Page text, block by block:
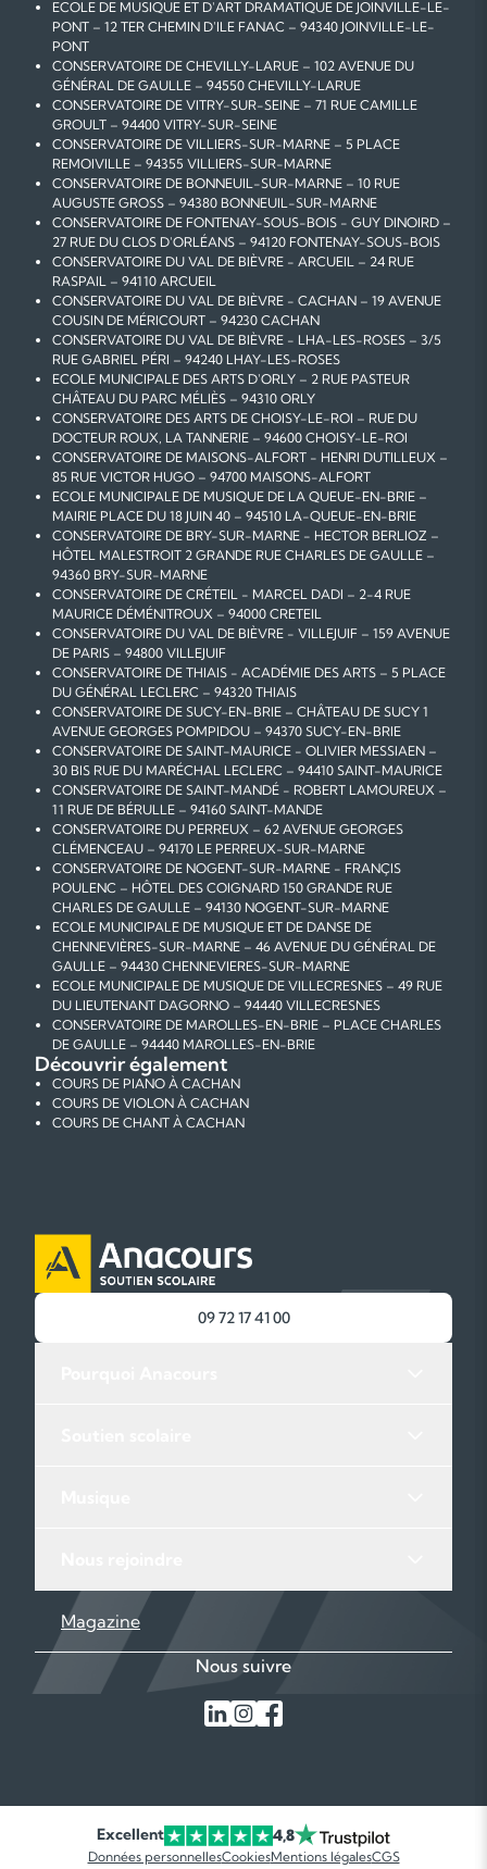
ECOLE DE MUSIQUE ET D'ART DRAMATIQUE DE JOINVILLE-LE-
PONT – 12 TER CHEMIN D'ILE FANAC – 94340 JOINVILLE-LE-
PONT
CONSERVATOIRE DE CHEVILLY-LARUE – 102 AVENUE DU
GÉNÉRAL DE GAULLE – 94550 CHEVILLY-LARUE
CONSERVATOIRE DE VITRY-SUR-SEINE – 71 RUE CAMILLE
GROULT – 94400 VITRY-SUR-SEINE
CONSERVATOIRE DE VILLIERS-SUR-MARNE – 5 PLACE
REMOIVILLE – 94355 VILLIERS-SUR-MARNE
CONSERVATOIRE DE BONNEUIL-SUR-MARNE – 10 RUE
AUGUSTE GROSS – 94380 BONNEUIL-SUR-MARNE
CONSERVATOIRE DE FONTENAY-SOUS-BOIS - GUY DINOIRD –
27 RUE DU CLOS D'ORLÉANS – 94120 FONTENAY-SOUS-BOIS
CONSERVATOIRE DU VAL DE BIÈVRE - ARCUEIL – 24 RUE
RASPAIL – 94110 ARCUEIL
CONSERVATOIRE DU VAL DE BIÈVRE - CACHAN – 19 AVENUE
COUSIN DE MÉRICOURT – 94230 CACHAN
CONSERVATOIRE DU VAL DE BIÈVRE - LHA-LES-ROSES – 3/5
RUE GABRIEL PÉRI – 94240 LHAY-LES-ROSES
ECOLE MUNICIPALE DES ARTS D'ORLY – 2 RUE PASTEUR
CHÂTEAU DU PARC MÉLIÈS – 94310 ORLY
CONSERVATOIRE DES ARTS DE CHOISY-LE-ROI – RUE DU
DOCTEUR ROUX, LA TANNERIE – 94600 CHOISY-LE-ROI
CONSERVATOIRE DE MAISONS-ALFORT - HENRI DUTILLEUX –
85 RUE VICTOR HUGO – 94700 MAISONS-ALFORT
ECOLE MUNICIPALE DE MUSIQUE DE LA QUEUE-EN-BRIE –
MAIRIE PLACE DU 18 JUIN 40 – 94510 LA-QUEUE-EN-BRIE
CONSERVATOIRE DE BRY-SUR-MARNE - HECTOR BERLIOZ –
HÔTEL MALESTROIT 2 GRANDE RUE CHARLES DE GAULLE –
94360 BRY-SUR-MARNE
CONSERVATOIRE DE CRÉTEIL - MARCEL DADI – 2-4 RUE
MAURICE DÉMÉNITROUX – 94000 CRETEIL
CONSERVATOIRE DU VAL DE BIÈVRE - VILLEJUIF – 159 AVENUE
DE PARIS – 94800 VILLEJUIF
CONSERVATOIRE DE THIAIS - ACADÉMIE DES ARTS – 5 PLACE
DU GÉNÉRAL LECLERC – 94320 THIAIS
CONSERVATOIRE DE SUCY-EN-BRIE – CHÂTEAU DE SUCY 1
AVENUE GEORGES POMPIDOU – 94370 SUCY-EN-BRIE
CONSERVATOIRE DE SAINT-MAURICE - OLIVIER MESSIAEN –
30 BIS RUE DU MARÉCHAL LECLERC – 94410 SAINT-MAURICE
CONSERVATOIRE DE SAINT-MANDÉ - ROBERT LAMOUREUX –
11 RUE DE BÉRULLE – 94160 SAINT-MANDE
CONSERVATOIRE DU PERREUX – 62 AVENUE GEORGES
CLÉMENCEAU – 94170 LE PERREUX-SUR-MARNE
CONSERVATOIRE DE NOGENT-SUR-MARNE - FRANÇIS
POULENC – HÔTEL DES COIGNARD 150 GRANDE RUE
CHARLES DE GAULLE – 94130 NOGENT-SUR-MARNE
ECOLE MUNICIPALE DE MUSIQUE ET DE DANSE DE
CHENNEVIÈRES-SUR-MARNE – 46 AVENUE DU GÉNÉRAL DE
GAULLE – 94430 CHENNEVIERES-SUR-MARNE
ECOLE MUNICIPALE DE MUSIQUE DE VILLECRESNES – 49 RUE
DU LIEUTENANT DAGORNO – 94440 VILLECRESNES
CONSERVATOIRE DE MAROLLES-EN-BRIE – PLACE CHARLES
DE GAULLE – 94440 MAROLLES-EN-BRIE
Découvrir également
COURS DE PIANO À CACHAN
COURS DE VIOLON À CACHAN
COURS DE CHANT À CACHAN
09 72 17 41 00
Magazine
Nous suivre
Excellent 4,8
Données personnellesCookiesMentions légalesCGS